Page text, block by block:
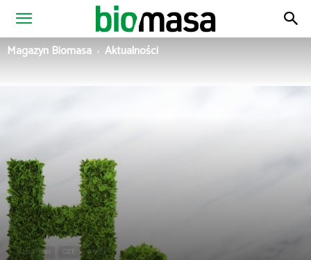
Magazyn
Magazyn Biomasa Aktualności
Aktualności OZE Wodór